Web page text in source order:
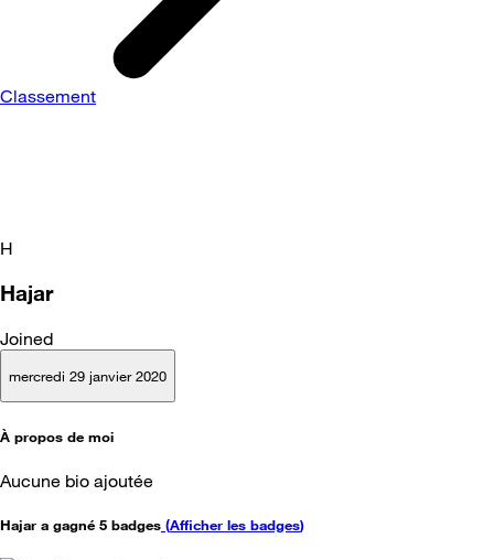
Classement
H
Hajar
Joined
mercredi 29 janvier 2020
À propos de moi
Aucune bio ajoutée
Hajar a gagné 5 badges (Afficher les badges)